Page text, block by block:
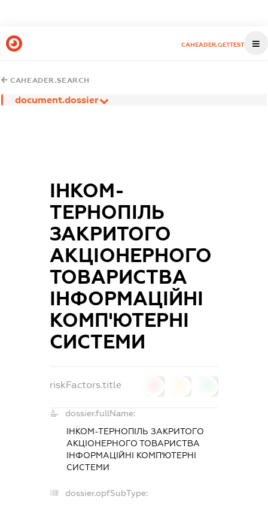
CAHEADER.GETTEST
CAHEADER.SEARCH
document.dossier
ІНКОМ-
ТЕРНОПІЛЬ
ЗАКРИТОГО
АКЦІОНЕРНОГО
ТОВАРИСТВА
ІНФОРМАЦІЙНІ
КОМП'ЮТЕРНІ
СИСТЕМИ
riskFactors.title
dossier.fullName:
ІНКОМ-ТЕРНОПІЛЬ ЗАКРИТОГО
АКЦІОНЕРНОГО ТОВАРИСТВА
ІНФОРМАЦІЙНІ КОМП'ЮТЕРНІ
СИСТЕМИ
dossier.opfSubType: